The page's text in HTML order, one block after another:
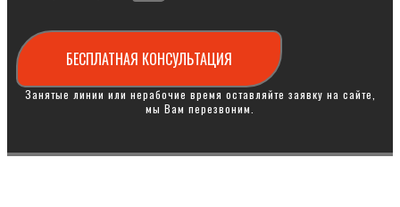
БЕСПЛАТНАЯ КОНСУЛЬТАЦИЯ
Занятые линии или нерабочие время оставляйте заявку на сайте,
мы Вам перезвоним.